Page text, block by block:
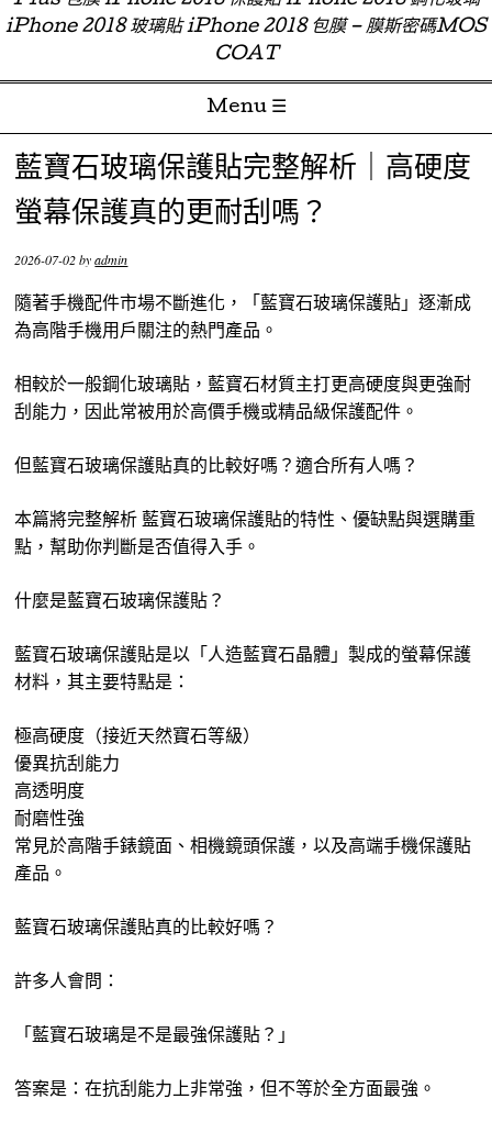
iPhone 2018 玻璃貼 iPhone 2018 包膜 – 膜斯密碼MOS
COAT
Menu ☰
Skip to content
藍寶石玻璃保護貼完整解析｜高硬度
螢幕保護真的更耐刮嗎？
2026-07-02byadmin
隨著手機配件市場不斷進化，「藍寶石玻璃保護貼」逐漸成
為高階手機用戶關注的熱門產品。
相較於一般鋼化玻璃貼，藍寶石材質主打更高硬度與更強耐
刮能力，因此常被用於高價手機或精品級保護配件。
但藍寶石玻璃保護貼真的比較好嗎？適合所有人嗎？
本篇將完整解析 藍寶石玻璃保護貼的特性、優缺點與選購重
點，幫助你判斷是否值得入手。
什麼是藍寶石玻璃保護貼？
藍寶石玻璃保護貼是以「人造藍寶石晶體」製成的螢幕保護
材料，其主要特點是：
極高硬度（接近天然寶石等級）
優異抗刮能力
高透明度
耐磨性強
常見於高階手錶鏡面、相機鏡頭保護，以及高端手機保護貼
產品。
藍寶石玻璃保護貼真的比較好嗎？
許多人會問：
「藍寶石玻璃是不是最強保護貼？」
答案是：在抗刮能力上非常強，但不等於全方面最強。